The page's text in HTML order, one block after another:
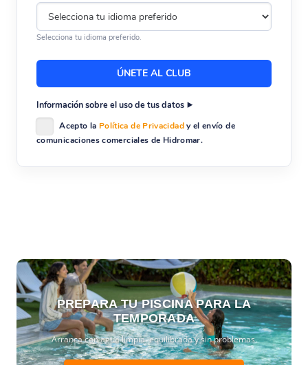
Selecciona tu idioma preferido.
Información sobre el uso de tus datos
Acepto la Política de Privacidady el envío de
comunicaciones comerciales de Hidromar.
PREPARA TU PISCINA PARA LA
TEMPORADA
Arranca con agua limpia, equilibrada y sin problemas.